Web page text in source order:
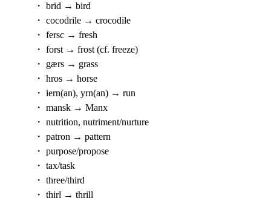
・ brid → bird
・ cocodrile → crocodile
・ fersc → fresh
・ forst → frost (cf. freeze)
・ gærs → grass
・ hros → horse
・ iern(an), yrn(an) → run
・ mansk → Manx
・ nutrition, nutriment/nurture
・ patron → pattern
・ purpose/propose
・ tax/task
・ three/third
・ thirl → thrill